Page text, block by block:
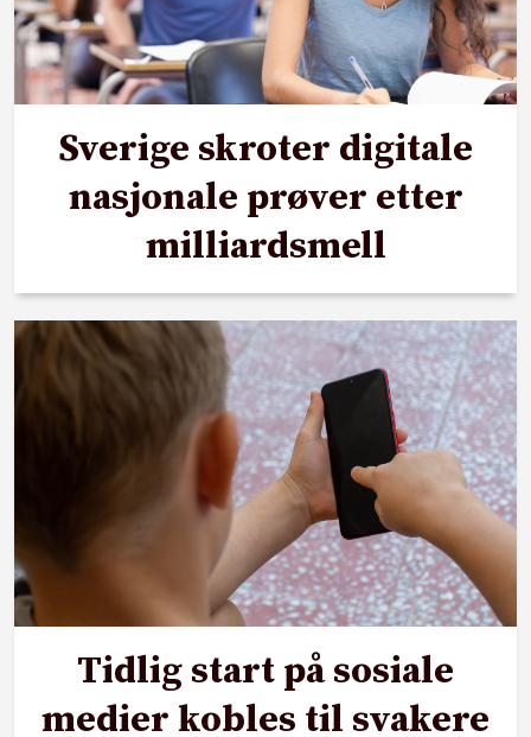
Sverige skroter digitale
nasjonale prøver etter
milliardsmell
Tidlig start på sosiale
medier kobles til svakere